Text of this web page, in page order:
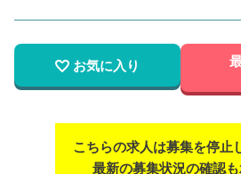
お気に入り
こちらの求人は募集を停止
最新の募集状況の確認も